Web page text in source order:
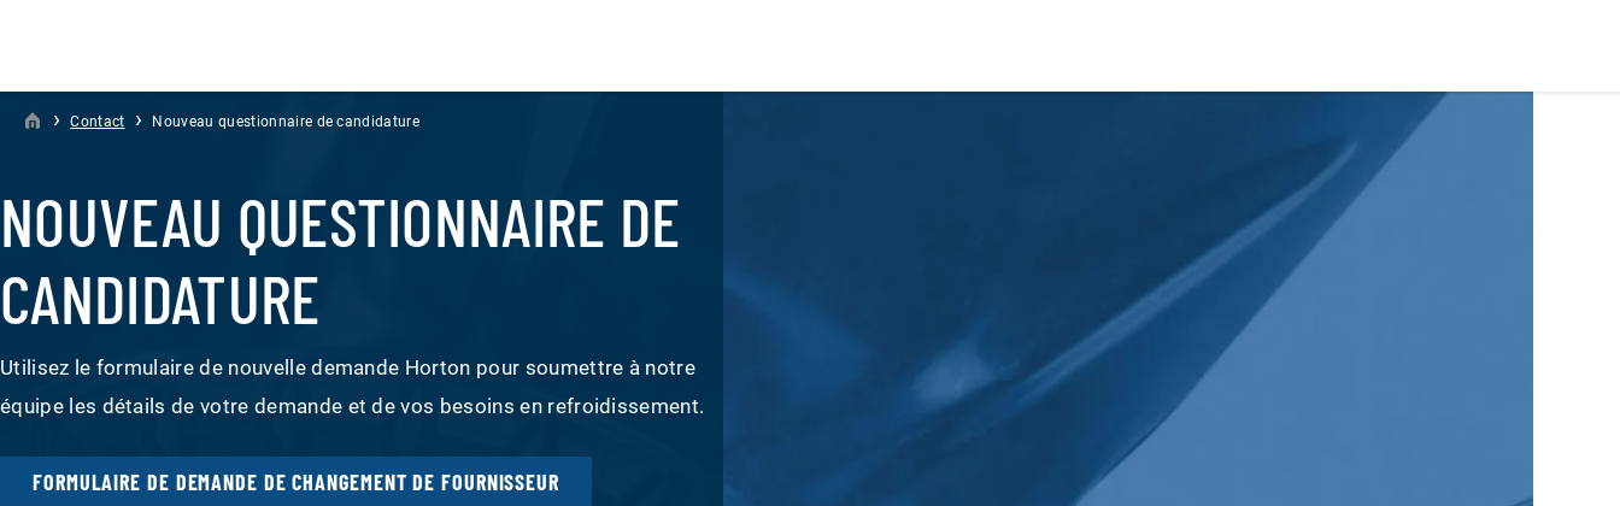
› Contact › Nouveau questionnaire de candidature
NOUVEAU QUESTIONNAIRE DE
CANDIDATURE
Utilisez le formulaire de nouvelle demande Horton pour soumettre à notre
équipe les détails de votre demande et de vos besoins en refroidissement.
FORMULAIRE DE DEMANDE DE CHANGEMENT DE FOURNISSEUR